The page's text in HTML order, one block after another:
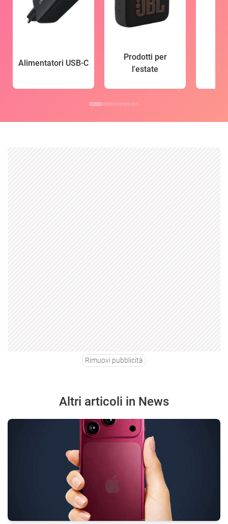
Alimentatori USB-C
Prodotti per
l'estate
Rimuovi pubblicità
Altri articoli in News